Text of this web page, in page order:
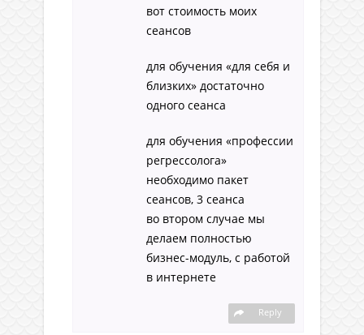
вот стоимость моих
сеансов
для обучения «для себя и
близких» достаточно
одного сеанса
для обучения «профессии
регрессолога»
необходимо пакет
сеансов, 3 сеанса
во втором случае мы
делаем полностью
бизнес-модуль, с работой
в интернете
Reply